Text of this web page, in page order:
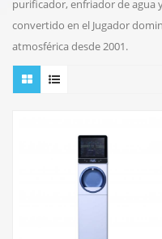
purificador, enfriador de agua
convertido en el Jugador
atmosférica desde 2001.